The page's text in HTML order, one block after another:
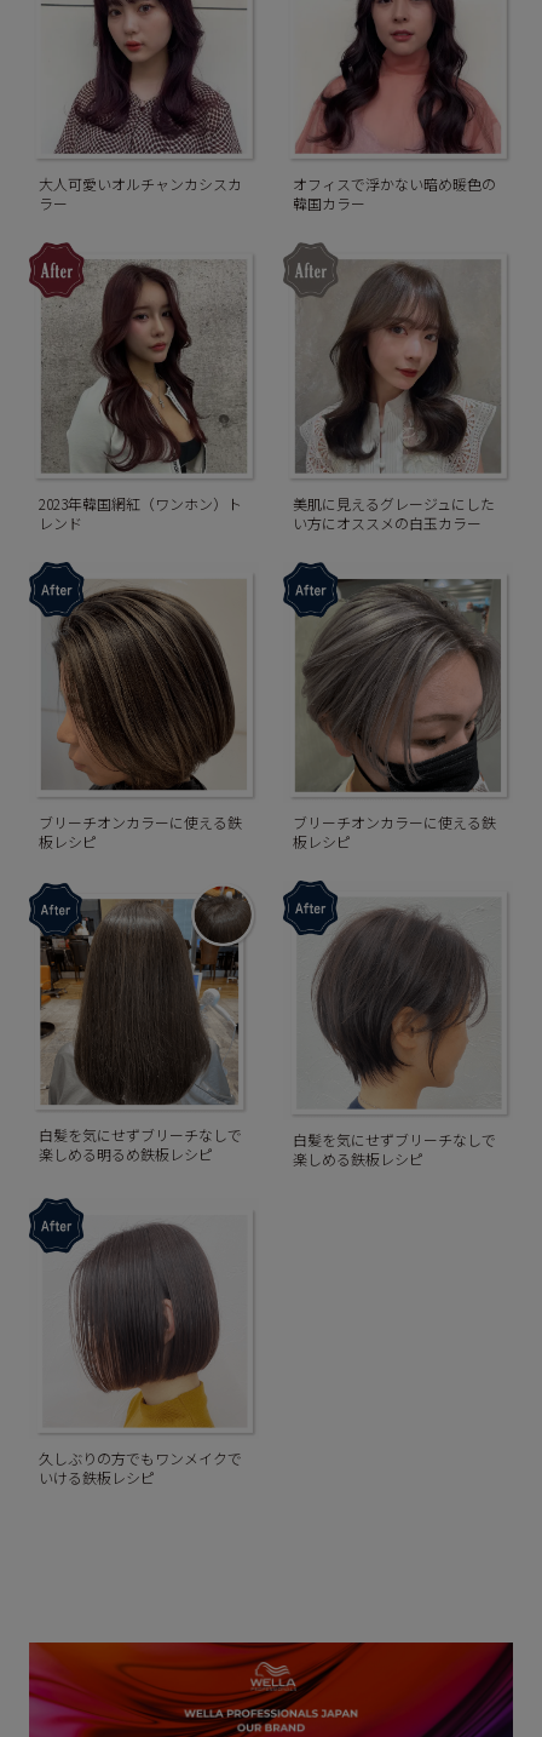
大人可愛いオルチャンカシスカ
ラー
オフィスで浮かない暗め暖色の
韓国カラー
2023年韓国網紅（ワンホン）ト
レンド
美肌に見えるグレージュにした
い方にオススメの白玉カラー
ブリーチオンカラーに使える鉄
板レシピ
ブリーチオンカラーに使える鉄
板レシピ
白髪を気にせずブリーチなしで
楽しめる明るめ鉄板レシピ
白髪を気にせずブリーチなしで
楽しめる鉄板レシピ
久しぶりの方でもワンメイクで
いける鉄板レシピ